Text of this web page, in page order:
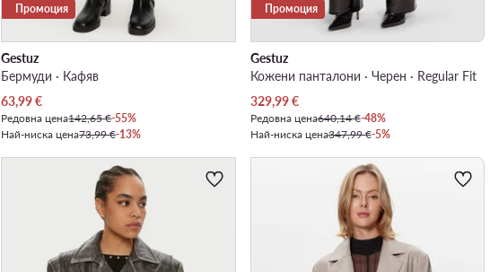
Промоция
Gestuz
Бермуди · Кафяв
Актуална цена
63,99€
Редовна цена142,65 €-55%
Най-ниска цена73,99 €-13%
Промоция
Gestuz
Кожени панталони · Черен · Regular Fit
Актуална цена
329,99€
Редовна цена640,14 €-48%
Най-ниска цена347,99 €-5%